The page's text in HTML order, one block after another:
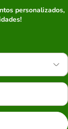
personalizados,